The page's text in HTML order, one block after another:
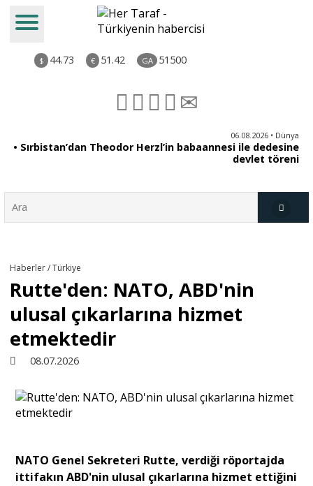
$ 44.73 € 51.42 GA 51500
06.08.2026 • Dünya
• Sırbistan’dan Theodor Herzl’in babaannesi ile dedesine
devlet töreni
Derkenar
Kültür - Sanat
Haberler / Türkiye
Rutte'den: NATO, ABD'nin
ulusal çıkarlarına hizmet
etmektedir
08.07.2026
NATO Genel Sekreteri Rutte, verdiği röportajda
ittifakın ABD'nin ulusal çıkarlarına hizmet ettiğini